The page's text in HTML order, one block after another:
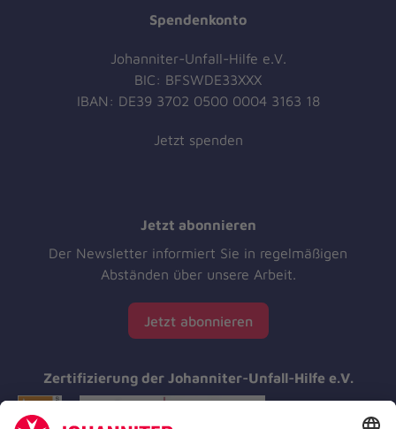
Spendenkonto
Johanniter-Unfall-Hilfe e.V.
BIC: BFSWDE33XXX
IBAN: DE39 3702 0500 0004 3163 18
Jetzt spenden
Jetzt abonnieren
Der Newsletter informiert Sie in regelmäßigen
Abständen über unsere Arbeit.
Jetzt abonnieren
Zertifizierung der Johanniter-Unfall-Hilfe e.V.